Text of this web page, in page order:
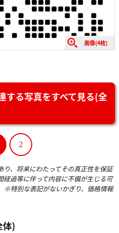
画像(4枚)
する写真をすべて見る(全
2
、将来にわたってその真正性を保証
経過等に伴って内容に不備が生じる可
※特別な表記がないかぎり、価格情報
体)